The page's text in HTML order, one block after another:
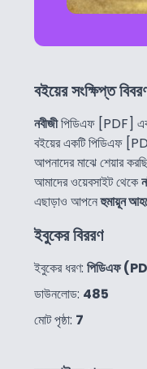
বইয়ের সংক্ষিপ্ত
নবীজীপিডিএফ [PDF]
বইয়ের একটি পিডিএফ
আপনাদের মাঝে শেয়ার
আমাদের ওয়েবসাইট থেকে
এছাড়াও আপনেহুমায়ূন
ইবুকের বিররণ
ইবুকের ধরণ: পিডিএফ
ডাউনলোড: 485
মোট পৃষ্ঠা: 7